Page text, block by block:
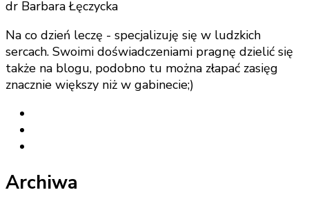
dr Barbara Łęczycka
Na co dzień leczę - specjalizuję się w ludzkich
sercach. Swoimi doświadczeniami pragnę dzielić się
także na blogu, podobno tu można złapać zasięg
znacznie większy niż w gabinecie;)
Archiwa